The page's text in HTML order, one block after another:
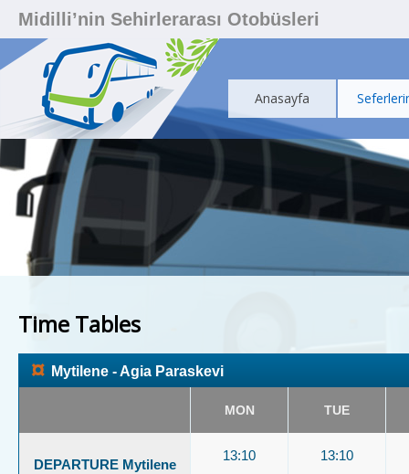
Midilli’nin Sehirlerarası Otobüsleri
Anasayfa
Time Tables
¤ Mytilene - Agia Paraskevi
MON TUE
DEPARTURE Mytilene
13:10 13:10